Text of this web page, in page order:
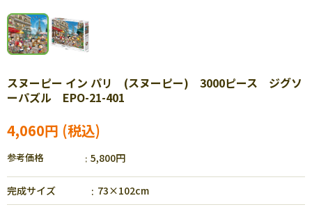
スヌーピー イン パリ (スヌーピー) 3000ピース ジグソ
ーパズル EPO-21-401
4,060円
参考価格 5,800円
完成サイズ 73×102cm